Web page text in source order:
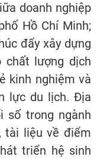
doanh nghiệp
Hồ Chí Minh;
đẩy xây dựng
chất lượng dịch
kinh nghiệm và
lực du lịch. Địa
số trong ngành
tài liệu về điểm
triển hệ sinh